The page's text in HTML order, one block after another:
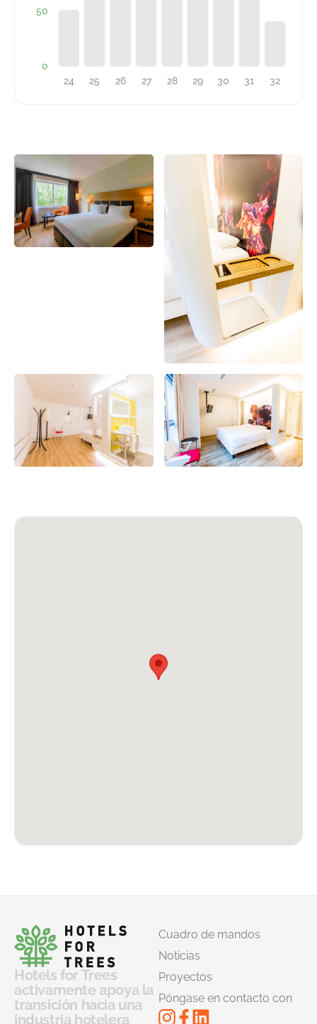
Hotels for Trees
activamente apoya la
transición hacia una
industria hotelera
Cuadro de mandos
Noticias
Proyectos
Póngase en contacto con